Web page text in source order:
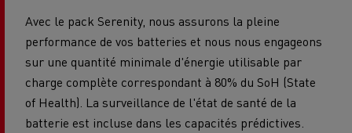
Avec le pack Serenity, nous assurons la pleine
performance de vos batteries et nous nous engageons
sur une quantité minimale d'énergie utilisable par
charge complète correspondant à 80% du SoH (State
of Health). La surveillance de l'état de santé de la
batterie est incluse dans les capacités prédictives.